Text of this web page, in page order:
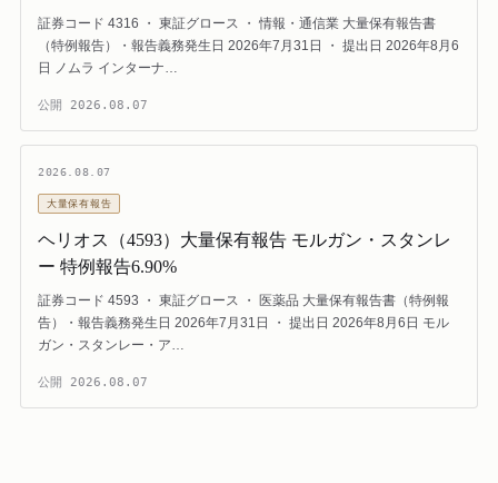
証券コード 4316 ・ 東証グロース ・ 情報・通信業 大量保有報告書
（特例報告）・報告義務発生日 2026年7月31日 ・ 提出日 2026年8月6
日 ノムラ インターナ…
公開 2026.08.07
2026.08.07
大量保有報告
ヘリオス（4593）大量保有報告 モルガン・スタンレ
ー 特例報告6.90%
証券コード 4593 ・ 東証グロース ・ 医薬品 大量保有報告書（特例報
告）・報告義務発生日 2026年7月31日 ・ 提出日 2026年8月6日 モル
ガン・スタンレー・ア…
公開 2026.08.07